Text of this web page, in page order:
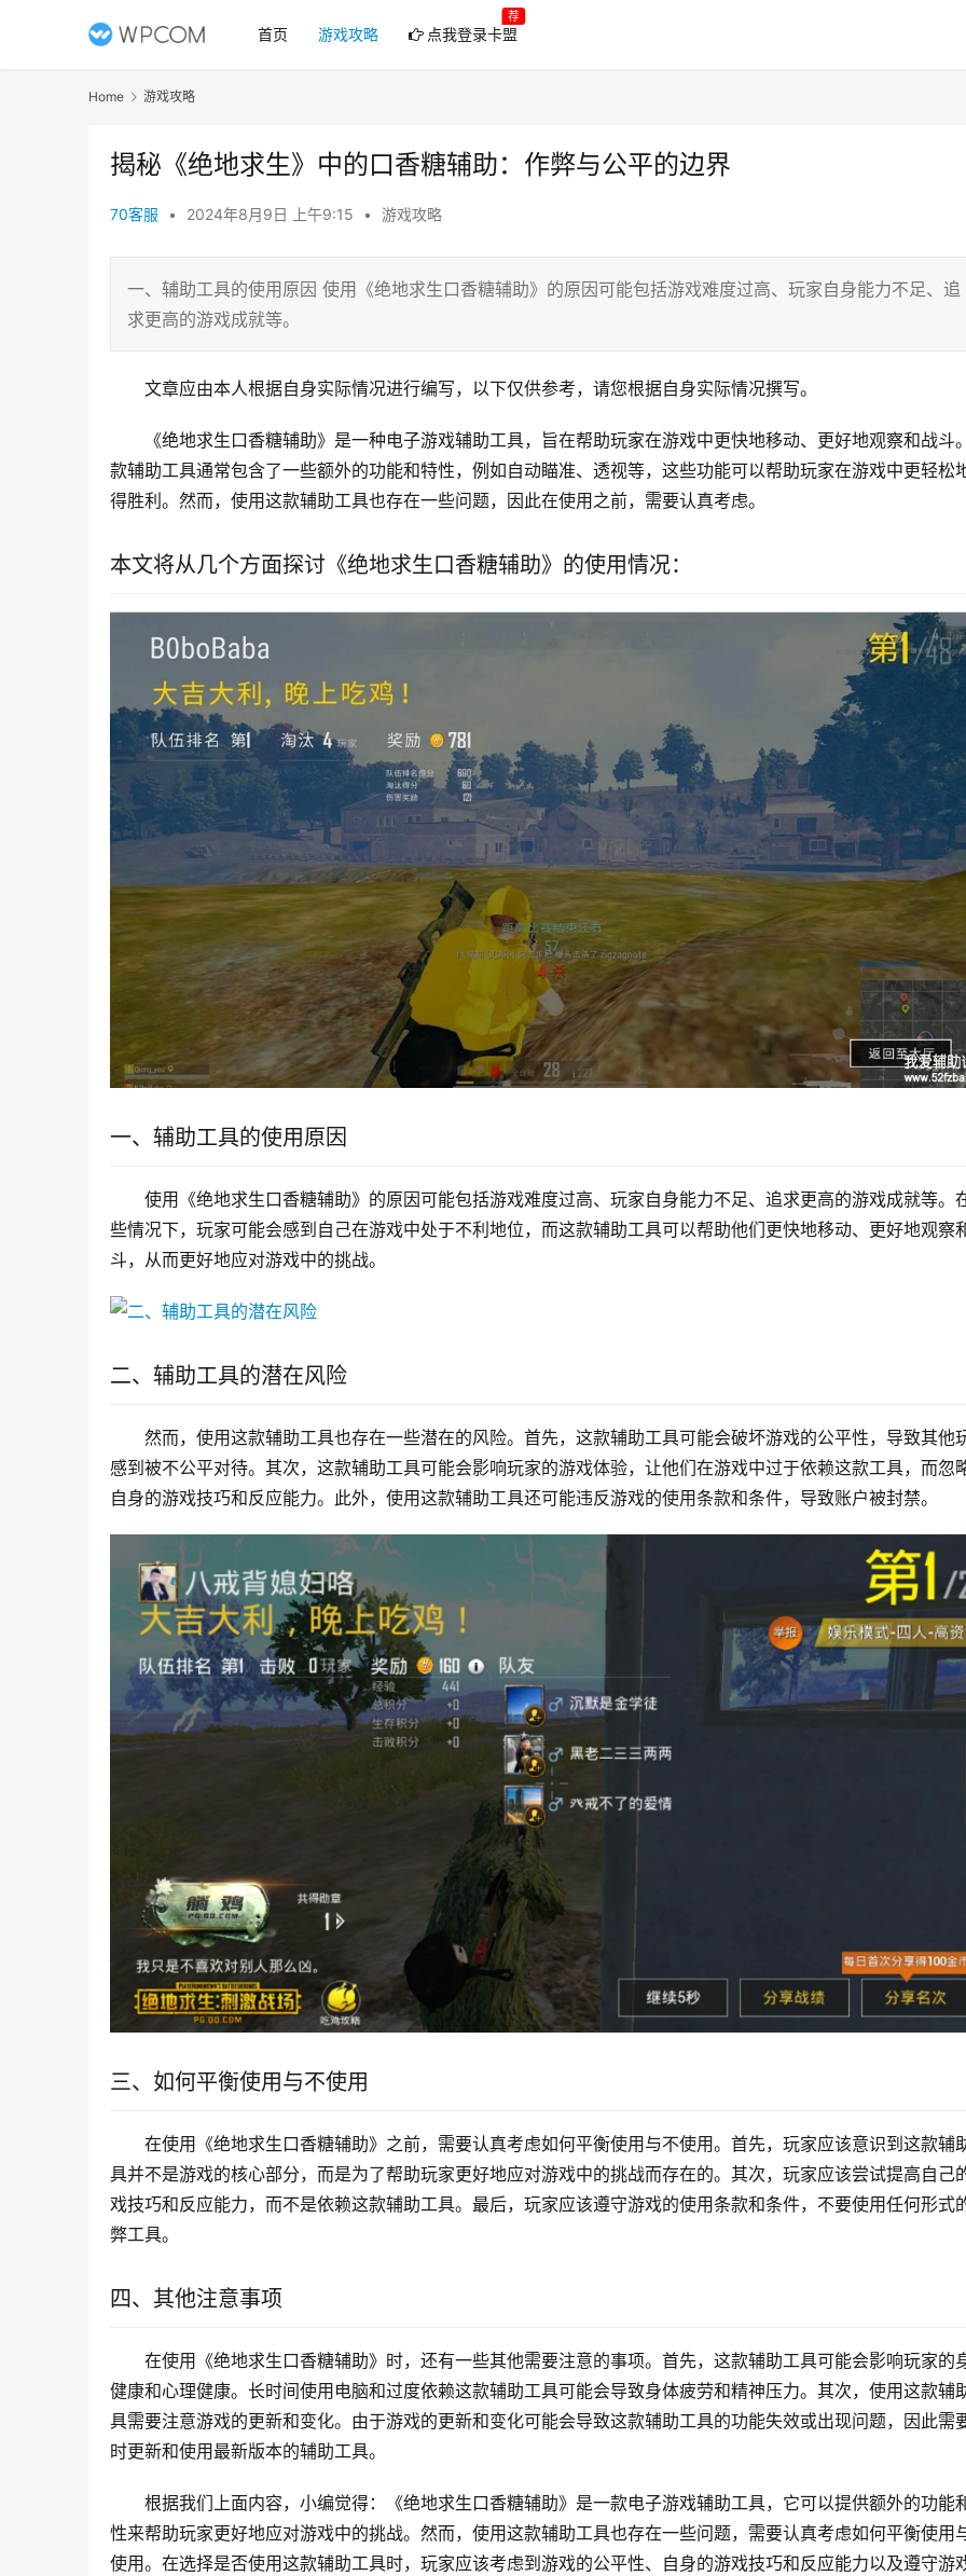
首页 游戏攻略 点我登录卡盟
荐
Home 游戏攻略
揭秘《绝地求生》中的口香糖辅助：作弊与公平的边界
70客服 • 2024年8月9日 上午9:15 • 游戏攻略
一、辅助工具的使用原因 使用《绝地求生口香糖辅助》的原因可能包括游戏难度过高、玩家自身能力不足、追
求更高的游戏成就等。
文章应由本人根据自身实际情况进行编写，以下仅供参考，请您根据自身实际情况撰写。
《绝地求生口香糖辅助》是一种电子游戏辅助工具，旨在帮助玩家在游戏中更快地移动、更好地观察和战斗
款辅助工具通常包含了一些额外的功能和特性，例如自动瞄准、透视等，这些功能可以帮助玩家在游戏中更轻松
得胜利。然而，使用这款辅助工具也存在一些问题，因此在使用之前，需要认真考虑。
本文将从几个方面探讨《绝地求生口香糖辅助》的使用情况：
一、辅助工具的使用原因
使用《绝地求生口香糖辅助》的原因可能包括游戏难度过高、玩家自身能力不足、追求更高的游戏成就等。
些情况下，玩家可能会感到自己在游戏中处于不利地位，而这款辅助工具可以帮助他们更快地移动、更好地观察
斗，从而更好地应对游戏中的挑战。
二、辅助工具的潜在风险
然而，使用这款辅助工具也存在一些潜在的风险。首先，这款辅助工具可能会破坏游戏的公平性，导致其他
感到被不公平对待。其次，这款辅助工具可能会影响玩家的游戏体验，让他们在游戏中过于依赖这款工具，而忽
自身的游戏技巧和反应能力。此外，使用这款辅助工具还可能违反游戏的使用条款和条件，导致账户被封禁。
三、如何平衡使用与不使用
在使用《绝地求生口香糖辅助》之前，需要认真考虑如何平衡使用与不使用。首先，玩家应该意识到这款辅
具并不是游戏的核心部分，而是为了帮助玩家更好地应对游戏中的挑战而存在的。其次，玩家应该尝试提高自己
戏技巧和反应能力，而不是依赖这款辅助工具。最后，玩家应该遵守游戏的使用条款和条件，不要使用任何形式
弊工具。
四、其他注意事项
在使用《绝地求生口香糖辅助》时，还有一些其他需要注意的事项。首先，这款辅助工具可能会影响玩家的
健康和心理健康。长时间使用电脑和过度依赖这款辅助工具可能会导致身体疲劳和精神压力。其次，使用这款辅
具需要注意游戏的更新和变化。由于游戏的更新和变化可能会导致这款辅助工具的功能失效或出现问题，因此需
时更新和使用最新版本的辅助工具。
根据我们上面内容，小编觉得：《绝地求生口香糖辅助》是一款电子游戏辅助工具，它可以提供额外的功能
性来帮助玩家更好地应对游戏中的挑战。然而，使用这款辅助工具也存在一些问题，需要认真考虑如何平衡使用
使用。在选择是否使用这款辅助工具时，玩家应该考虑到游戏的公平性、自身的游戏技巧和反应能力以及遵守游